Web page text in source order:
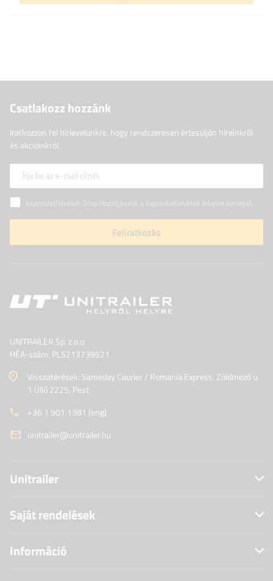
Csatlakozz hozzánk
Iratkozzon fel hírlevelünkre, hogy rendszeresen értesüljön híreinkről
és akcióinkról.
Írja be az e-mail címét
Kapcsolatfelvételi űrlap Hozzájárulok a kapcsolatfelvételi űrlapon szereplő személyes adataimnak az Európai Parlament és a Tanács (EU) rendeletével összhangban történő kezeléséhez
Feliratkozás
UNITRAILER Sp. z o.o.
HÉA-szám: PL5213739921
Visszatérések: Sameday Courier / Romania Express, Zöldmező u.
1 Üllő 2225, Pest
+36 1 901 1381 (eng)
unitrailer@unitrailer.hu
Unitrailer
Saját rendelések
Információ